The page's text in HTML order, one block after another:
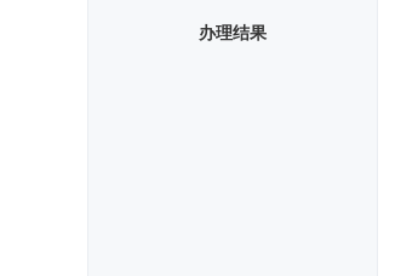
办理结果